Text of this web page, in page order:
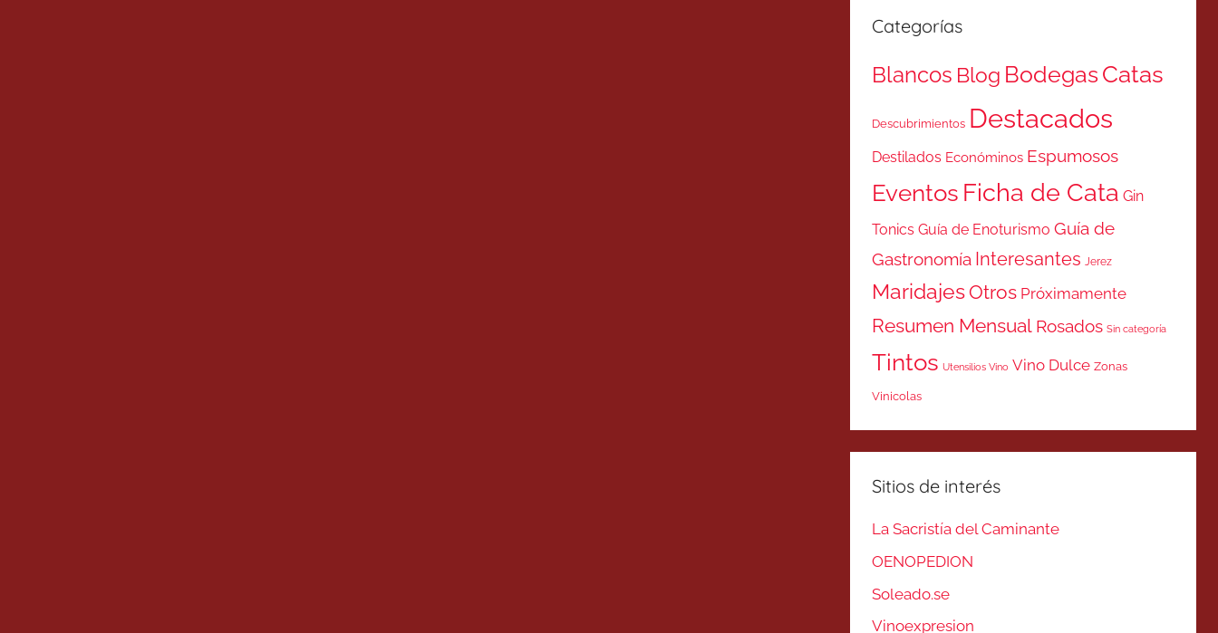
Categorías
Blancos Blog BodegasCatas
Descubrimientos Destacados
Destilados Económinos Espumosos
Eventos Ficha de Cata Gin
Tonics Guía de Enoturismo Guía de
Gastronomía Interesantes Jerez
MaridajesOtros Próximamente
Resumen Mensual Rosados Sin categoría
Tintos Utensilios Vino Vino Dulce Zonas
Vinicolas
Sitios de interés
La Sacristía del Caminante
OENOPEDION
Soleado.se
Vinoexpresion